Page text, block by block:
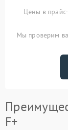
Цены в
Мы проверим
F+